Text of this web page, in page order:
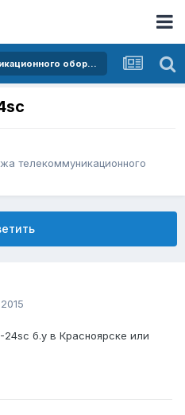
Покупка и продажа телекоммуникационного оборудования
телекоммуникационного
б.у в Красноярске или